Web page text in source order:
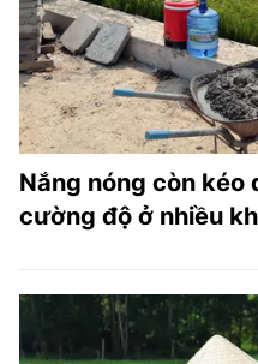
Nắng nóng còn kéo
cường độ ở nhiều